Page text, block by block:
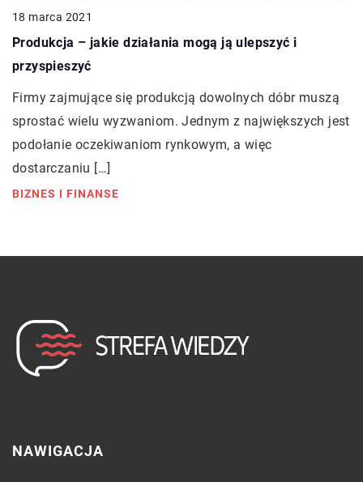
18 marca 2021
Produkcja – jakie działania mogą ją ulepszyć i
przyspieszyć
Firmy zajmujące się produkcją dowolnych dóbr muszą
sprostać wielu wyzwaniom. Jednym z największych jest
podołanie oczekiwaniom rynkowym, a więc
dostarczaniu […]
BIZNES I FINANSE
NAWIGACJA